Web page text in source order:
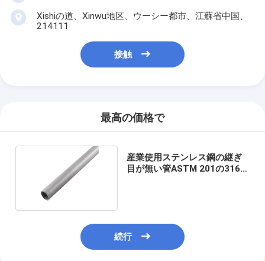
Xishiの道、Xinwu地区、ウーシー都市、江蘇省中国、
214111
接触
最高の価格で
産業使用ステンレス鋼の継ぎ
目が無い管ASTM 201の316L
続行